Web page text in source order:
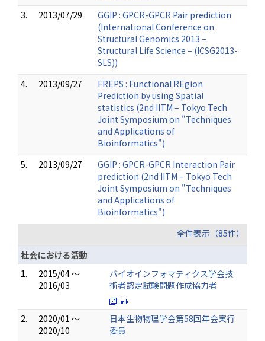
3.
2013/07/29
GGIP : GPCR-GPCR Pair prediction
(International Conference on
Structural Genomics 2013 –
Structural Life Science – (ICSG2013-
SLS))
4.
2013/09/27
FREPS : Functional REgion
Prediction by using Spatial
statistics (2nd IITM – Tokyo Tech
Joint Symposium on "Techniques
and Applications of
Bioinformatics")
5.
2013/09/27
GGIP : GPCR-GPCR Interaction Pair
prediction (2nd IITM – Tokyo Tech
Joint Symposium on "Techniques
and Applications of
Bioinformatics")
全件表示（85件）
社会における活動
1.
2015/04 ～
2016/03
バイオインフォマティクス学会技
術者認定試験問題作成協力者
2.
2020/01 ～
2020/10
日本生物物理学会第58回年会実行
委員